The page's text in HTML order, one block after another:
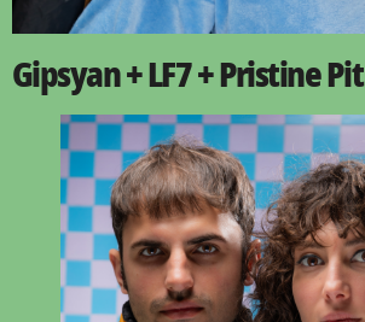
Gipsyan + LF7 + Pristine Pit